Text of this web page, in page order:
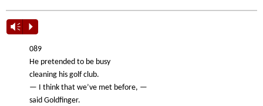
Vm P
089
He pretended to be busy
cleaning his golf club.
— I think that we’ve met before, —
said Goldfinger.